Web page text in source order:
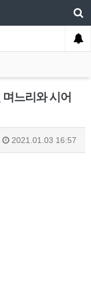
느리와 시어
2021.01.03 16:57